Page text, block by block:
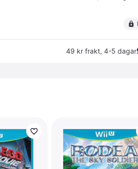
49 kr frakt, 4-5 dagar